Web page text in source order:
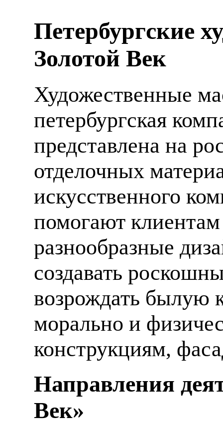
Петербургские
Золотой Век
Художественные
петербургская
представлена на
отделочных
искусственного
помогают
разнообразные
создавать
возрождать былую
морально и
конструкциям,
Направления
Век»